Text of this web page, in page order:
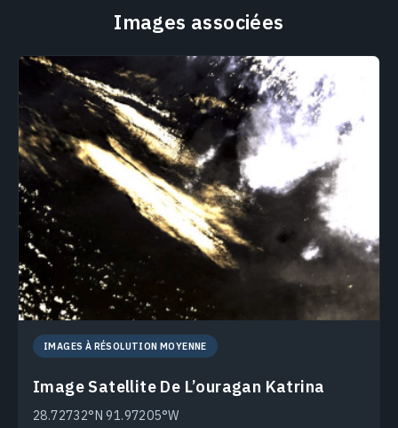
Images associées
IMAGES À RÉSOLUTION MOYENNE
Image Satellite De L’ouragan Katrina
28.72732°N 91.97205°W